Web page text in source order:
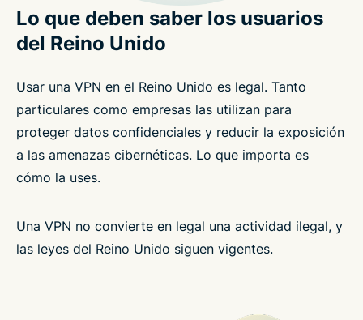
Lo que deben saber los usuarios
del Reino Unido
Usar una VPN en el Reino Unido es legal. Tanto
particulares como empresas las utilizan para
proteger datos confidenciales y reducir la exposición
a las amenazas cibernéticas. Lo que importa es
cómo la uses.
Una VPN no convierte en legal una actividad ilegal, y
las leyes del Reino Unido siguen vigentes.